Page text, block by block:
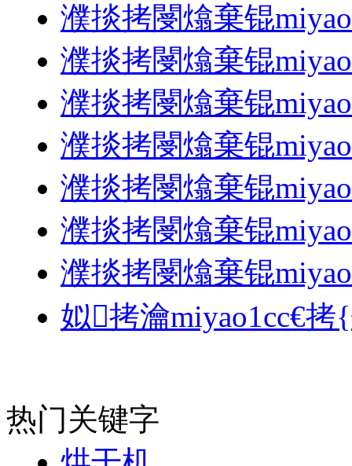
濮掞拷閿熻棄锟
濮掞拷閿熻棄锟
濮掞拷閿熻棄锟
濮掞拷閿熻棄锟
濮掞拷閿熻棄锟
濮掞拷閿熻棄锟
濮掞拷閿熻棄锟
姒拷瀹miyao1cc€拷
热门关键字